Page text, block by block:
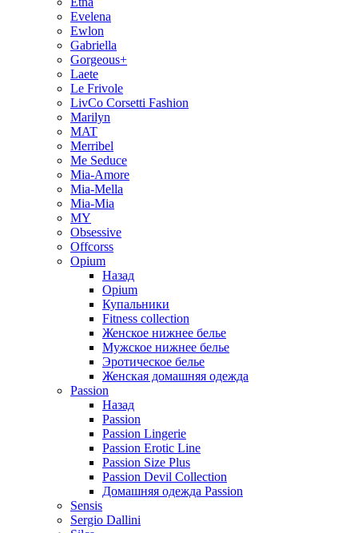
Evelena
Ewlon
Gabriella
Gorgeous+
Laete
Le Frivole
LivCo Corsetti Fashion
Marilyn
MAT
Merribel
Me Seduce
Mia-Amore
Mia-Mella
Mia-Mia
MY
Obsessive
Offcorss
Opium
Назад
Opium
Купальники
Fitness collection
Женское нижнее белье
Мужское нижнее белье
Эротическое белье
Женская домашняя одежда
Passion
Назад
Passion
Passion Lingerie
Passion Erotic Line
Passion Size Plus
Passion Devil Collection
Домашняя одежда Passion
Sensis
Sergio Dallini